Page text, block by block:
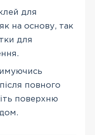
для
на основу, так
для
повного
поверхню